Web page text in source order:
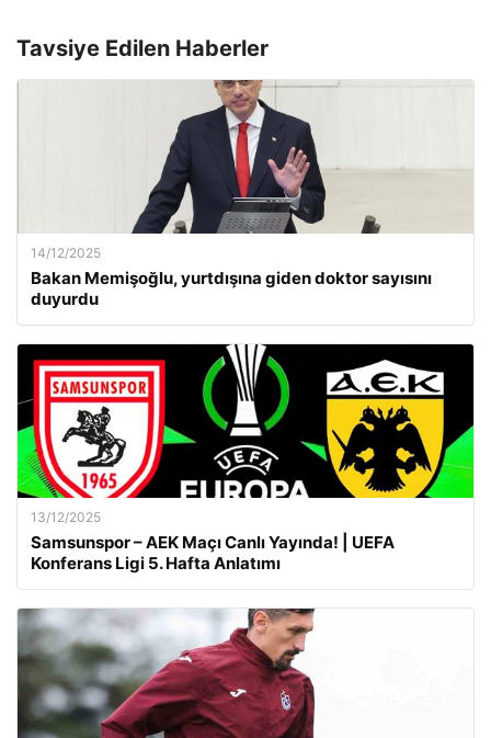
Tavsiye Edilen Haberler
14/12/2025
Bakan Memişoğlu, yurtdışına giden doktor sayısını
duyurdu
13/12/2025
Samsunspor – AEK Maçı Canlı Yayında! | UEFA
Konferans Ligi 5. Hafta Anlatımı